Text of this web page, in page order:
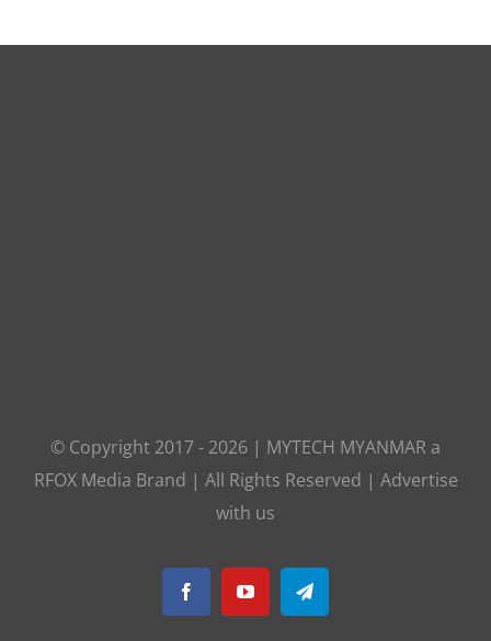
© Copyright 2017 - 2026 | MYTECH MYANMAR a
RFOX Media Brand | All Rights Reserved | Advertise
with us
FacebookYouTubeTelegram